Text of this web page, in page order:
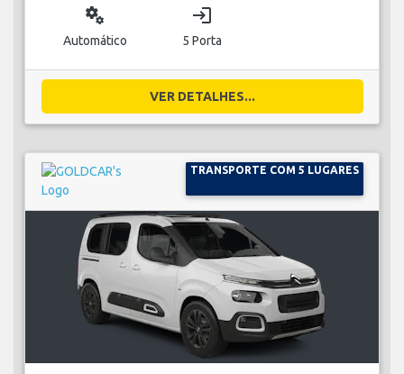
miscellaneous_services
Automático
login
5 Porta
VER DETALHES...
TRANSPORTE COM 5 LUGARES